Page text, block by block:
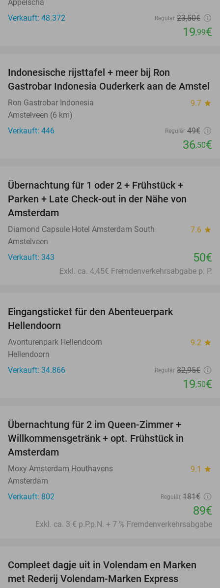
Appelscha
Verkauft: 48.372
Regulär 23,50€
19,99€
Indonesische rijsttafel + meer bij Ron
Gastrobar Indonesia Ouderkerk aan de Amstel
Ron Gastrobar Indonesia 9.7 star
Amstelveen (6 km)
Verkauft: 446
Regulär 49€
36,50€
Übernachtung für 1 oder 2 + Frühstück +
Parken + Late Check-out in der Nähe von
Amsterdam
Diamond Capsule Hotel Amsterdam South 7.6 star
Amstelveen
Verkauft: 343
50€
Exkl. ca. 4,45€ Fremdenverkehrsabgabe p. P.
Eingangsticket für den Abenteuerpark
Hellendoorn
Avonturenpark Hellendoorn 9.2 star
Hellendoorn
Verkauft: 34.866
Regulär 32,95€
19,50€
Übernachtung für 2 im Queen-Zimmer +
Willkommensgetränk + opt. Frühstück in
Amsterdam
Moxy Amsterdam Houthavens 9.1 star
Amsterdam
Verkauft: 802
Regulär 181€
89€
Exkl. ca. 3 € p.P.p.N. + 7 % Fremdenverkehrsabgabe
55%
Compleet dagje uit in Volendam en Marken
met Rederij Volendam-Marken Express